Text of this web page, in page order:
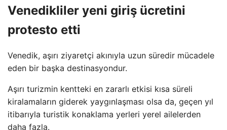
Venedikliler yeni giriş ücretini
protesto etti
Venedik, aşırı ziyaretçi akınıyla uzun süredir mücadele
eden bir başka destinasyondur.
Aşırı turizmin kentteki en zararlı etkisi kısa süreli
kiralamaların giderek yaygınlaşması olsa da, geçen yıl
itibarıyla turistik konaklama yerleri yerel ailelerden
daha fazla.